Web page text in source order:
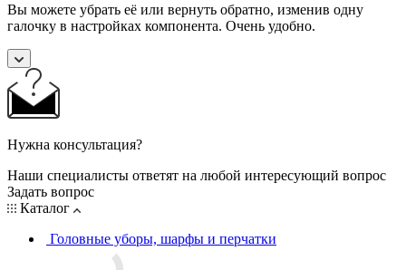
Вы можете убрать её или вернуть обратно, изменив одну
галочку в настройках компонента. Очень удобно.
Нужна консультация?
Наши специалисты ответят на любой интересующий вопрос
Задать вопрос
Каталог
Головные уборы, шарфы и перчатки